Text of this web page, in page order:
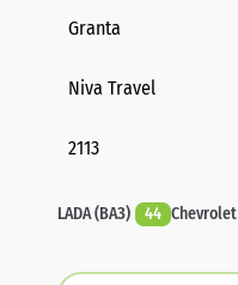
Granta
Niva Travel
2113
LADA (ВАЗ) 44 Chevrolet